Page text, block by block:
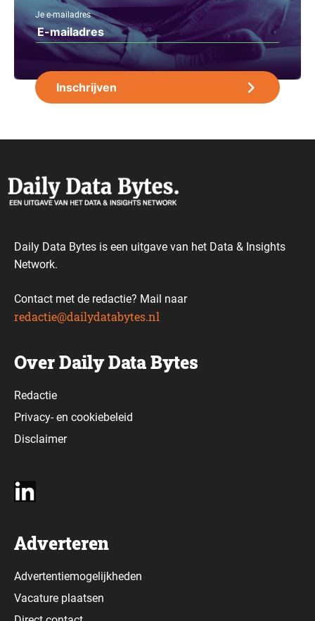
Je e-mailadres
Daily Data Bytes is een uitgave van het Data & Insights
Network.
Contact met de redactie? Mail naar
redactie@dailydatabytes.nl
Over Daily Data Bytes
Redactie
Privacy-en cookiebeleid
Disclaimer
Adverteren
Advertentiemogelijkheden
Vacature plaatsen